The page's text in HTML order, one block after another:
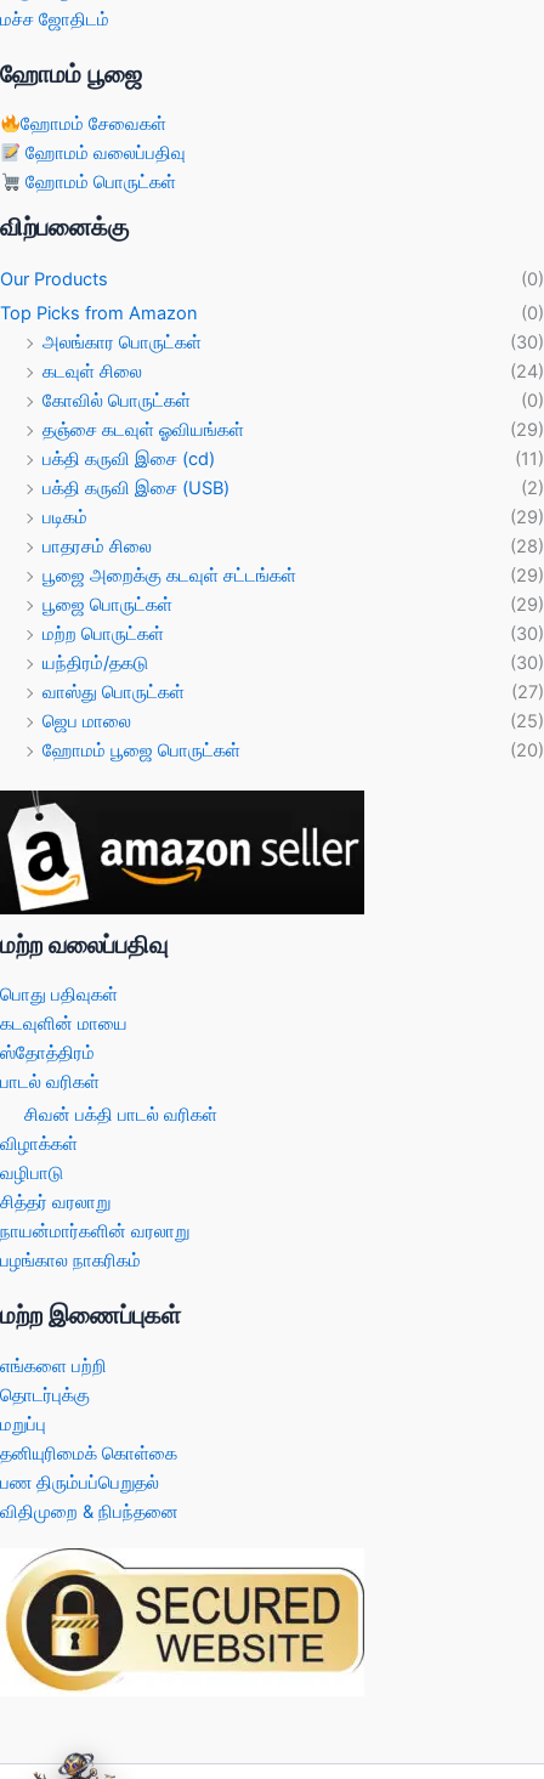
மச்ச ஜோதிடம்
ஹோமம் பூஜை
ஹோமம் சேவைகள்
ஹோமம் வலைப்பதிவு
ஹோமம் பொருட்கள்
விற்பனைக்கு
Our Products
(0)
Top Picks from Amazon
(0)
அலங்கார பொருட்கள்
(30)
கடவுள் சிலை
(24)
கோவில் பொருட்கள்
(0)
தஞ்சை கடவுள் ஓவியங்கள்
(29)
பக்தி கருவி இசை (cd)
(11)
பக்தி கருவி இசை (USB)
(2)
படிகம்
(29)
பாதரசம் சிலை
(28)
பூஜை அறைக்கு கடவுள் சட்டங்கள்
(29)
பூஜை பொருட்கள்
(29)
மற்ற பொருட்கள்
(30)
யந்திரம்/தகடு
(30)
வாஸ்து பொருட்கள்
(27)
ஜெப மாலை
(25)
ஹோமம் பூஜை பொருட்கள்
(20)
மற்ற வலைப்பதிவு
பொது பதிவுகள்
கடவுளின் மாயை
ஸ்தோத்திரம்
பாடல் வரிகள்
சிவன் பக்தி பாடல் வரிகள்
விழாக்கள்
வழிபாடு
சித்தர் வரலாறு
நாயன்மார்களின் வரலாறு
பழங்கால நாகரிகம்
மற்ற இணைப்புகள்
எங்களை பற்றி
தொடர்புக்கு
மறுப்பு
தனியுரிமைக் கொள்கை
பண திரும்பப்பெறுதல்
விதிமுறை & நிபந்தனை